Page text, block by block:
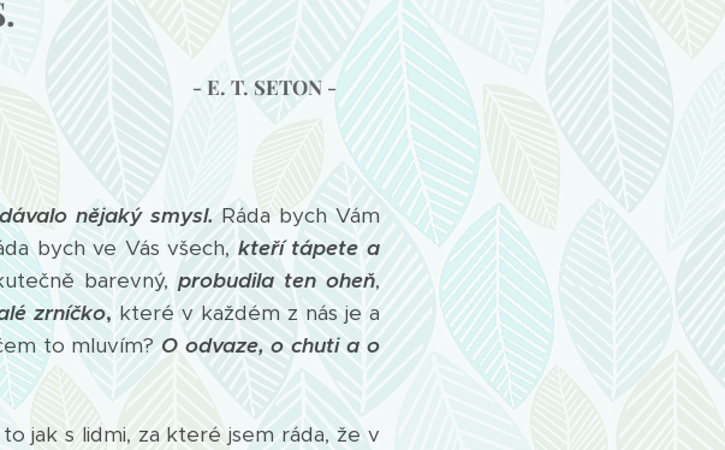
- E. T. SETON -
dávalo nějaký smysl. Ráda bych Vám
bych ve Vás všech,kteří tápete a
barevný,probudila ten oheň,
zrníčko,které v každém z nás je a
to mluvím?O odvaze, o chuti a o
jak s lidmi, za které jsem ráda, že v